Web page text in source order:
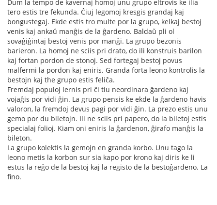
Dum la tempo de kavernaj homoj unu grupo eltrovis ke ilia
tero estis tre fekunda. Ĉiuj legomoj kresgis grandaj kaj
bongustegaj. Ekde estis tro multe por la grupo, kelkaj bestoj
venis kaj ankaŭ manĝis de la ĝardeno. Baldaŭ pli ol
sovaĝiĝintaj bestoj venis por manĝi. La grupo bezonis
barieron. La homoj ne sciis pri drato, do ili konstruis barilon
kaj fortan pordon de stonoj. Sed fortegaj bestoj povus
malfermi la pordon kaj eniris. Granda forta leono kontrolis la
bestojn kaj the grupo estis feliĉa.
Fremdaj populoj lernis pri ĉi tiu neordinara ĝardeno kaj
vojaĝis por vidi ĝin. La grupo pensis ke ekde la ĝardeno havis
valoron, la fremdoj devus pagi por vidi ĝin. La prezo estis unu
gemo por du biletojn. Ili ne sciis pri papero, do la biletoj estis
specialaj folioj. Kiam oni eniris la ĝardenon, ĝirafo manĝis la
bileton.
La grupo kolektis la gemojn en granda korbo. Unu tago la
leono metis la korbon sur sia kapo por krono kaj diris ke li
estus la reĝo de la bestoj kaj la registo de la bestoĝardeno. La
fino.